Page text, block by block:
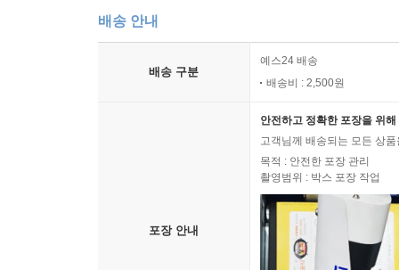
배송 안내
배송 구분
예스24 배송
배송비 : 2,500원
포장 안내
안전하고 정확한 포장을 위
고객님께 배송되는 모든 상
목적 : 안전한 포장 관리
촬영범위 : 박스 포장 작업